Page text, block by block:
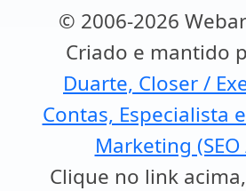
© 2006-2026
Criado e mantido
Duarte, Closer /
Contas, Especialista
Marketing (SEO
Clique no link